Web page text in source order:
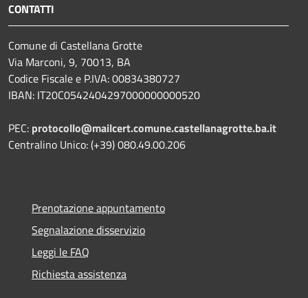
CONTATTI
Comune di Castellana Grotte
Via Marconi, 9, 70013, BA
Codice Fiscale e P.IVA: 00834380727
IBAN: IT20C0542404297000000000520
PEC: protocollo@mailcert.comune.castellanagrotte.ba.it
Centralino Unico: (+39) 080.49.00.206
Prenotazione appuntamento
Segnalazione disservizio
Leggi le FAQ
Richiesta assistenza